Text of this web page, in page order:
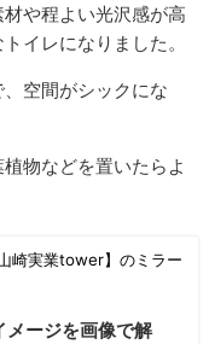
や程よい光沢感が高
イレになりました。
空間がシックにな
物などを置いたらよ
崎実業tower】のミラー
メージを画像で解